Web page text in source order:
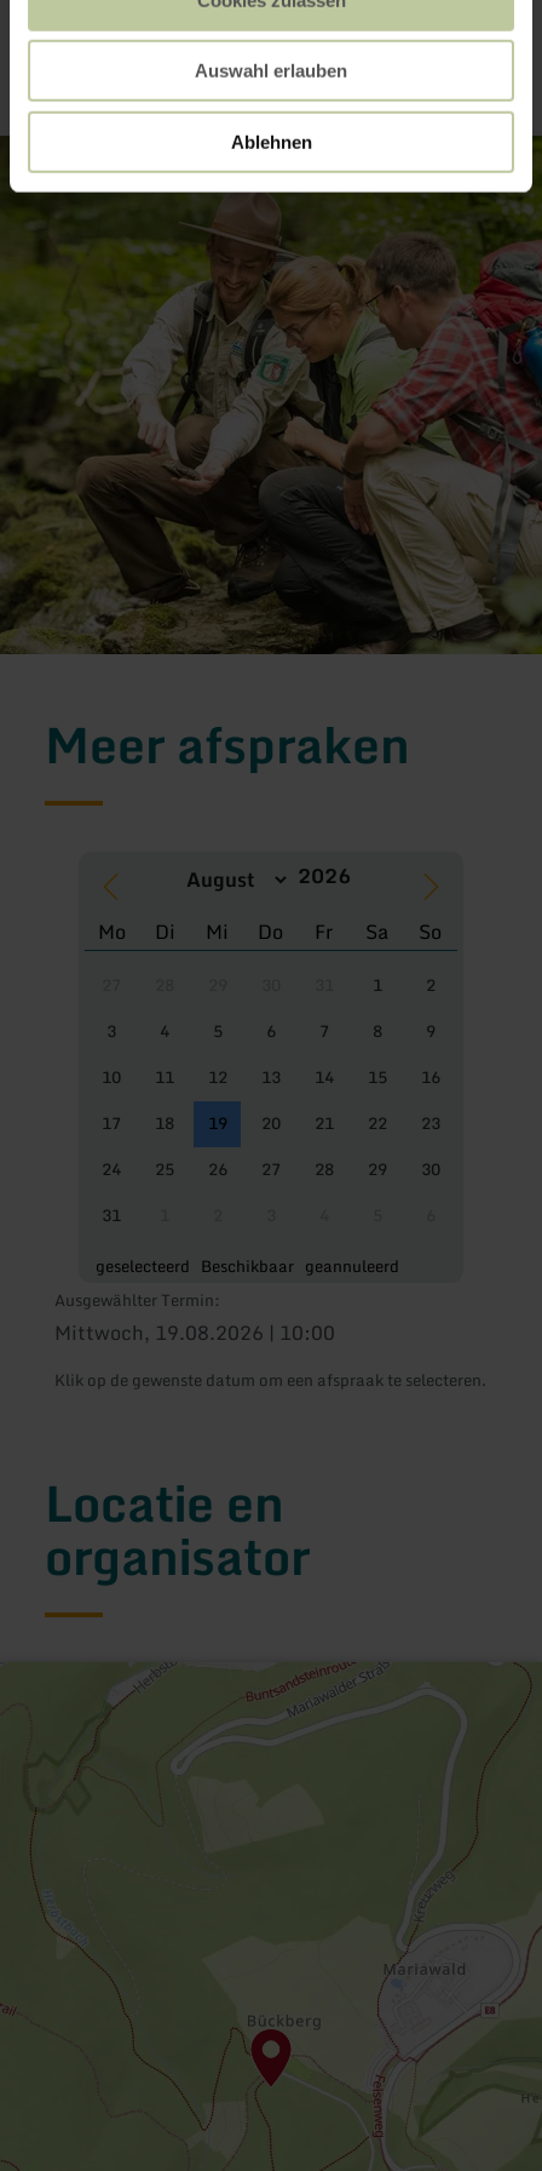
Auswahl erlauben
Ablehnen
Impressies
Meer afspraken
Mo Di Mi Do Fr Sa So
1
2
3
4 5 6 7 8
9
10
11 12 13 14 15
16
17
18 19 20 21 22
23
24
25 26 27 28 29
30
31
geselecteerd Beschikbaar geannuleerd
Ausgewählter Termin:
Mittwoch, 19.08.2026 | 10:00
Klik op de gewenste datum om een afspraak te selecteren.
Locatie en
organisator